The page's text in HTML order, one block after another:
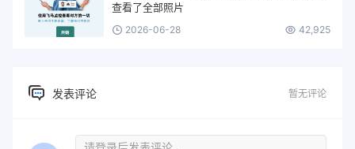
查看了全部照片
2026-06-28 42,925
发表评论 暂无评论